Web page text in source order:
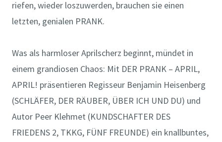
riefen, wieder loszuwerden, brauchen sie einen
letzten, genialen PRANK.
Was als harmloser Aprilscherz beginnt, mündet in
einem grandiosen Chaos: Mit DER PRANK – APRIL,
APRIL! präsentieren Regisseur Benjamin Heisenberg
(SCHLÄFER, DER RÄUBER, ÜBER ICH UND DU) und
Autor Peer Klehmet (KUNDSCHAFTER DES
FRIEDENS 2, TKKG, FÜNF FREUNDE) ein knallbuntes,